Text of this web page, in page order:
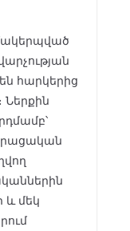
հարկերից
Ներքին
և մեկ